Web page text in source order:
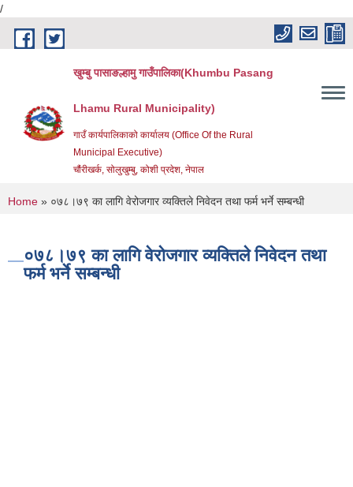
/
Skip to main content
खुम्बु पासाङल्हामु गाउँपालिका(Khumbu Pasang
Lhamu Rural Municipality)
गाउँ कार्यपालिकाको कार्यालय (Office Of the Rural
Municipal Executive)
चौंरीखर्क, सोलुखुम्बु, कोशी प्रदेश, नेपाल
You are here
Home » ०७८।७९ का लागि वेरोजगार व्यक्तिले निवेदन तथा फर्म भर्ने सम्बन्धी
०७८।७९ का लागि वेरोजगार व्यक्तिले निवेदन तथा
फर्म भर्ने सम्बन्धी